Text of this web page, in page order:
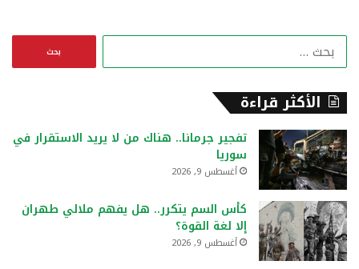
ن
الأكثر قراءة
تفجير جرمانا.. هناك من لا يريد الاستقرار في
سوريا
أغسطس 9, 2026
كأس السم يتكرر.. هل يفهم ملالي طهران
إلا لغة القوة؟
أغسطس 9, 2026